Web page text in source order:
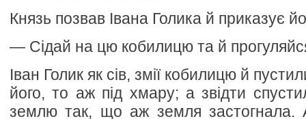
Князь позвав Івана Голика й приказує
— Сідай на цю кобилицю та й
Іван Голик як сів, змії кобилицю й
його, то аж під хмару; а звідти
землю так, що аж земля застогнала.